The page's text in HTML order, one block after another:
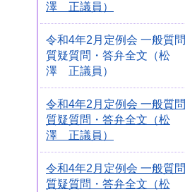
澤 正議員）
令和4年2月定例会 一般質問
質疑質問・答弁全文（松
澤 正議員）
令和4年2月定例会 一般質問
質疑質問・答弁全文（松
澤 正議員）
令和4年2月定例会 一般質問
質疑質問・答弁全文（松